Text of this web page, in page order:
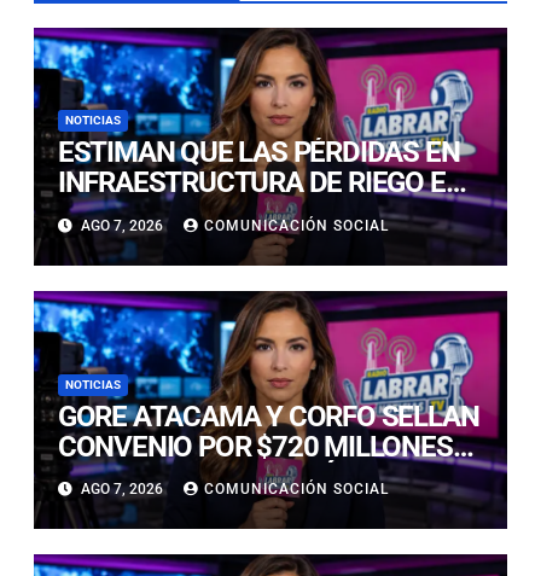
NOTICIAS
ESTIMAN QUE LAS PÉRDIDAS EN
INFRAESTRUCTURA DE RIEGO EN
LA CUENCA DEL HUASCO SON
MILLONARIAS
AGO 7, 2026 COMUNICACIÓN SOCIAL
NOTICIAS
GORE ATACAMA Y CORFO SELLAN
CONVENIO POR $720 MILLONES
PARA LA REACTIVACIÓN
PRODUCTIVA DE LA REGIÓN
AGO 7, 2026 COMUNICACIÓN SOCIAL